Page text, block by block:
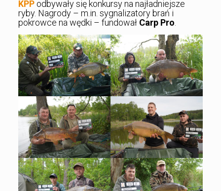
KPP odbywały się konkursy na najładniejsze
ryby. Nagrody – m.in. sygnalizatory brań i
pokrowce na wędki – fundował Carp Pro.